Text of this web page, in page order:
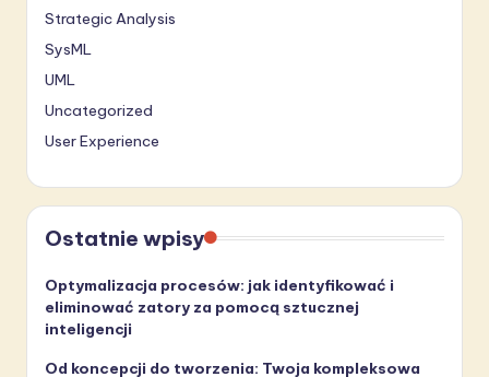
Strategic Analysis
SysML
UML
Uncategorized
User Experience
Ostatnie wpisy
Optymalizacja procesów: jak identyfikować i
eliminować zatory za pomocą sztucznej
inteligencji
Od koncepcji do tworzenia: Twoja kompleksowa